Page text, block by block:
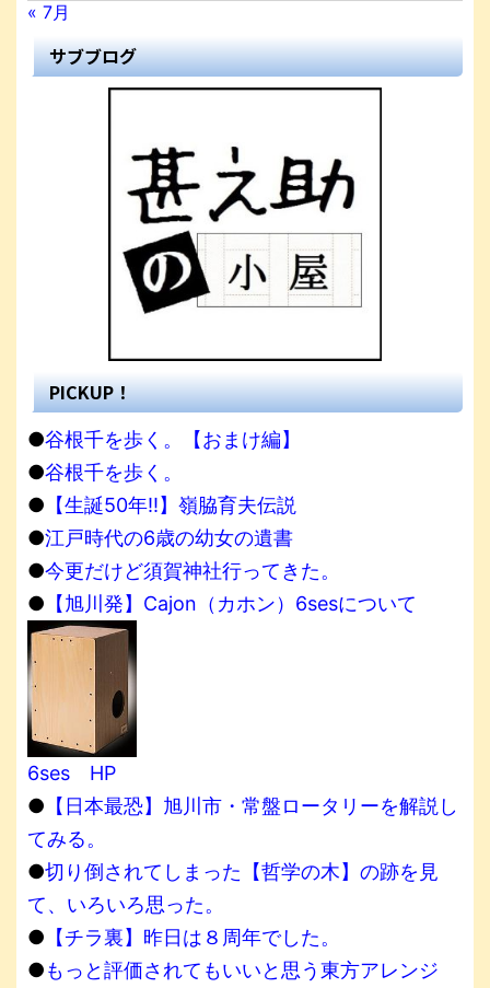
« 7月
サブブログ
PICKUP！
●谷根千を歩く。【おまけ編】
●谷根千を歩く。
● 【生誕50年!!】嶺脇育夫伝説
●江戸時代の6歳の幼女の遺書
●今更だけど須賀神社行ってきた。
● 【旭川発】Cajon（カホン）6sesについて
6ses HP
● 【日本最恐】旭川市・常盤ロータリーを解説し
てみる。
●切り倒されてしまった【哲学の木】の跡を見
て、いろいろ思った。
● 【チラ裏】昨日は８周年でした。
●もっと評価されてもいいと思う東方アレンジ